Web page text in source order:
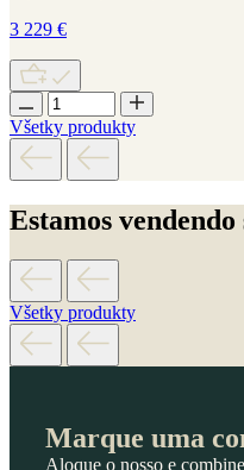
3 229 €
Všetky produkty
Estamos vendendo
Všetky produkty
Marque uma
Aloque o nosso e